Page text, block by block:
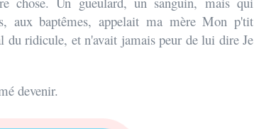
aux baptêmes, appelait ma mère Mon p'tit
du ridicule, et n'avait jamais peur de lui dire Je
devenir.